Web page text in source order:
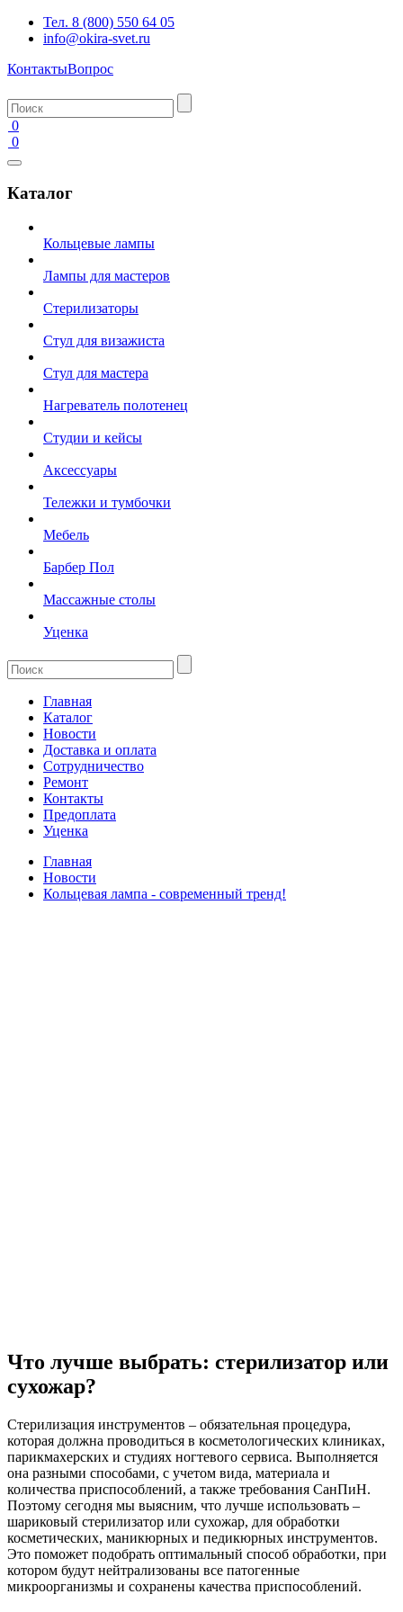
Тел. 8 (800) 550 64 05
info@okira-svet.ru
КонтактыВопрос
0
0
Каталог
Кольцевые лампы
Лампы для мастеров
Стерилизаторы
Стул для визажиста
Стул для мастера
Нагреватель полотенец
Студии и кейсы
Аксессуары
Тележки и тумбочки
Мебель
Барбер Пол
Массажные столы
Уценка
Главная
Каталог
Новости
Доставка и оплата
Сотрудничество
Ремонт
Контакты
Предоплата
Уценка
Главная
Новости
Кольцевая лампа - современный тренд!
Что лучше выбрать: стерилизатор или
сухожар?
Стерилизация инструментов – обязательная процедура,
которая должна проводиться в косметологических клиниках,
парикмахерских и студиях ногтевого сервиса. Выполняется
она разными способами, с учетом вида, материала и
количества приспособлений, а также требования СанПиН.
Поэтому сегодня мы выясним, что лучше использовать –
шариковый стерилизатор или сухожар, для обработки
косметических, маникюрных и педикюрных инструментов.
Это поможет подобрать оптимальный способ обработки, при
котором будут нейтрализованы все патогенные
микроорганизмы и сохранены качества приспособлений.